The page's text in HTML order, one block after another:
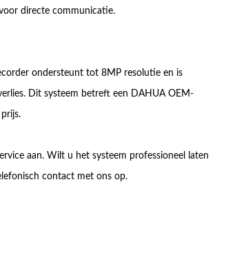
directe communicatie.
ondersteunt tot 8MP resolutie en is
Dit systeem betreft een DAHUA OEM-
aan. Wilt u het systeem professioneel laten
contact met ons op.